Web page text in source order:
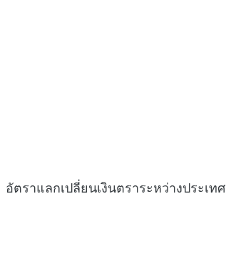
อัตราแลกเปลี่ยนเงินตราระหว่างประเทศ